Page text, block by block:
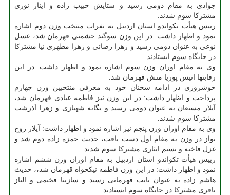
جوادی به مقام دومی رسید و ستایش حبیب زاده و ایناز نوری
مشترکا سوم شدند.
رییس هیأت تکواندو استان اردبیل به نفرات منتخب وزن دوم اشاره
نمود و اظهار داشت: در این وزن سوگند حشمتی قهرمان شد، عسل
نوعی به عنوان دومی رسید و زهرا رضائی و زهرا مطهری نیا مشترکا
در جایگاه سوم ایستادند.
وی به مقام اوران وزن سوم اشاره نمود و اظهار داشت: در این
رقابتها انیس پوریا منش قهرمان شد.
خوشروزی در ادامه سخنان خود به معرفی منتخبین وزن چهارم
پرداخت و اظهار داشت: در این وزن نیز فاطمه عبادی قهرمان شد،
آیلار مستعان به عنوان دومی رسید و یگانه شهبازی و زهرا آذرشب
مشترکا سوم شدند.
وی به مقام اوران وزن پنجم نیز اشاره نمود و اظهار داشت: آیلار روح
نواز در وزن به مقام اول دست یافت، حدیث حمزه زاده دوم شد و
غزل فاخته و نسیم ایثاری مشترکا سوم شدند.
رییس هیأت تکواندو استان اردبیل به مقام اوران وزن ششم اشاره
نمود و اظهار داشت: در این وزن فاطمه نیکخواه قهرمان شد،، حدیث
هاشم زاده به عنوان نایب قهرمانی رسید و سازینا فخیمی و الناز
باقری مشترکا در جایگاه سوم ایستادند.